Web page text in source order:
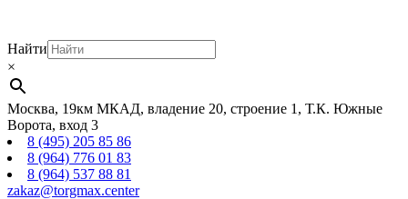
Найти
×
Москва, 19км МКАД, владение 20, строение 1, Т.К. Южные
Ворота, вход 3
8 (495) 205 85 86
8 (964) 776 01 83
8 (964) 537 88 81
zakaz@torgmax.center